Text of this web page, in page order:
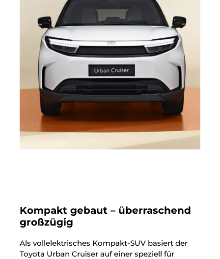
Kompakt gebaut – überraschend
großzügig
Als vollelektrisches Kompakt-SUV basiert der
Toyota Urban Cruiser auf einer speziell für